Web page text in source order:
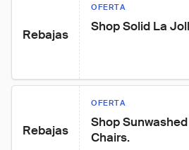
Rebajas
OFERTA
Shop Solid La
Rebajas
OFERTA
Shop
Chairs.